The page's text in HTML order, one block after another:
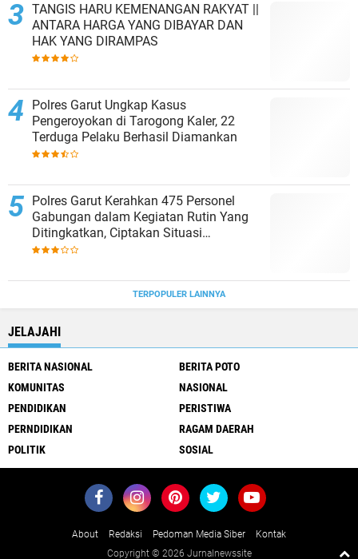
TANGIS HARU KEMENANGAN RAKYAT ||
ANTARA HARGA YANG DIBAYAR DAN
HAK YANG DIRAMPAS
Polres Garut Ungkap Kasus
Pengeroyokan di Tarogong Kaler, 22
Terduga Pelaku Berhasil Diamankan
Polres Garut Kerahkan 475 Personel
Gabungan dalam Kegiatan Rutin Yang
Ditingkatkan, Ciptakan Situasi
Kamtibmas Tetap Aman dan Kondusif
TERPOPULER LAINNYA
JELAJAHI
BERITA NASIONAL
BERITA POTO
KOMUNITAS
NASIONAL
PENDIDIKAN
PERISTIWA
PERNDIDIKAN
RAGAM DAERAH
POLITIK
SOSIAL
About Redaksi Pedoman Media Siber
Kontak
Copyright © 2026 Jurnalnewssite